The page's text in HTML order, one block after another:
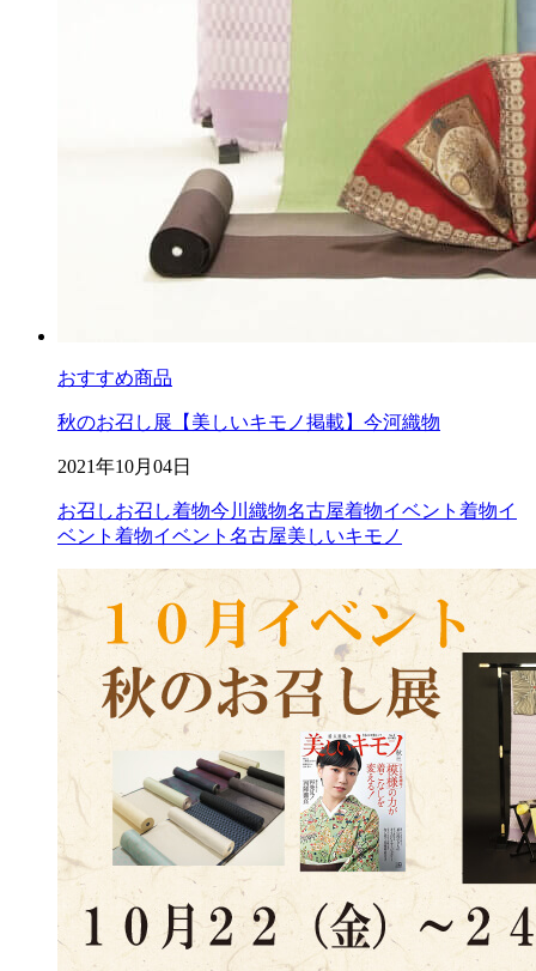
おすすめ商品
秋のお召し展【美しいキモノ掲載】今河織物
2021年10月04日
お召しお召し着物今川織物名古屋着物イベント 着物イ
ベント 着物イベント名古屋美しいキモノ